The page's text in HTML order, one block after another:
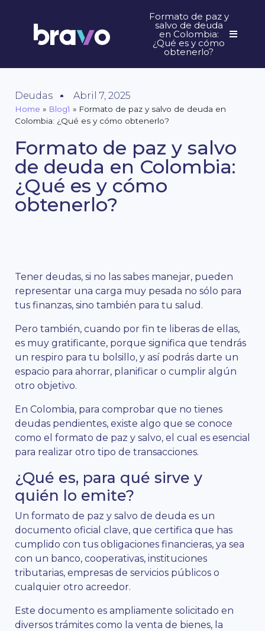
Formato de paz y
salvo de deuda
en Colombia:
¿Qué es y cómo
obtenerlo?
Deudas Abril 7, 2025
Home » Blog1 » Formato de paz y salvo de deuda en
Colombia: ¿Qué es y cómo obtenerlo?
Formato de paz y salvo
de deuda en Colombia:
¿Qué es y cómo
obtenerlo?
Tener deudas, si no las sabes manejar, pueden
representar una carga muy pesada no sólo para
tus finanzas, sino también para tu salud.
Pero también, cuando por fin te liberas de ellas,
es muy gratificante, porque significa que tendrás
un respiro para tu bolsillo, y así podrás darte un
espacio para ahorrar, planificar o cumplir algún
otro objetivo.
En Colombia, para comprobar que no tienes
deudas pendientes, existe algo que se conoce
como el formato de paz y salvo, el cual es esencial
para realizar otro tipo de transacciones.
¿Qué es, para qué sirve y
quién lo emite?
Un formato de paz y salvo de deuda es un
documento oficial clave, que certifica que has
cumplido con tus obligaciones financieras, ya sea
con un banco, cooperativas, instituciones
tributarias, empresas de servicios públicos o
cualquier otro acreedor.
Este documento es ampliamente solicitado en
diversos trámites como la venta de bienes, la